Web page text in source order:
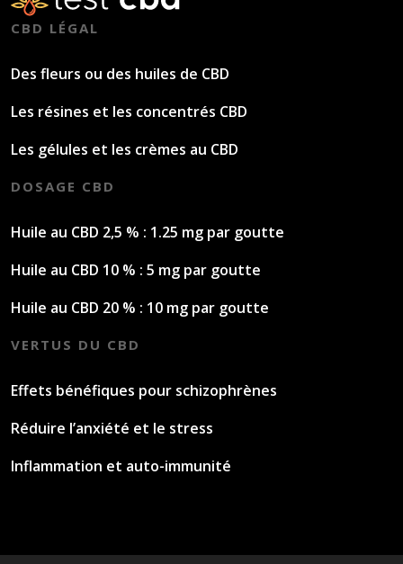
CBD LÉGAL
Des fleurs ou des huiles de CBD
Les résines et les concentrés CBD
Les gélules et les crèmes au CBD
DOSAGE CBD
Huile au CBD 2,5 % : 1.25 mg par goutte
Huile au CBD 10 % : 5 mg par goutte
Huile au CBD 20 % : 10 mg par goutte
VERTUS DU CBD
Effets bénéfiques pour schizophrènes
Réduire l’anxiété et le stress
Inflammation et auto-immunité